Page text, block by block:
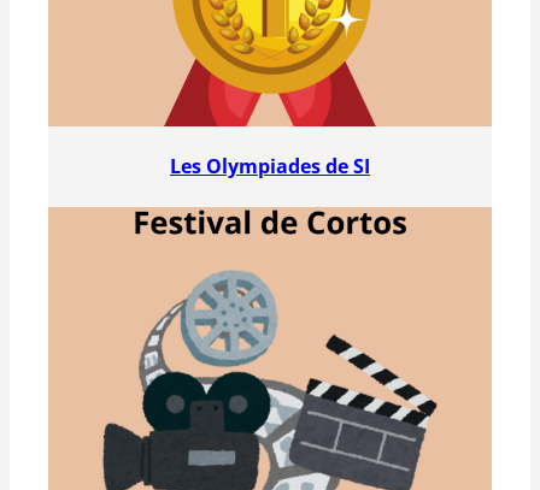
Les Olympiades de SI